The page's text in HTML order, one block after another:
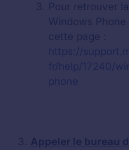
Pour retrouver
Windows
cette page :
https://
fr/help/17240/
phone
3. Appeler le bureau